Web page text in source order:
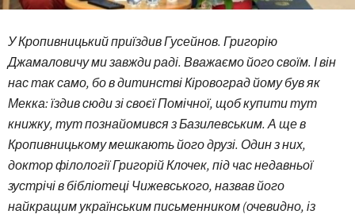
У Кропивницький приїздив Гусейнов. Григорію
Джамаловичу ми завжди раді. Вважаємо його своїм. І він
нас так само, бо в дитинстві Кіровоград йому був як
Мекка: їздив сюди зі своєї Помічної, щоб купити тут
книжку, тут познайомився з Базилевським. А ще в
Кропивницькому мешкають його друзі. Один з них,
доктор філології Григорій Клочек, під час недавньої
зустрічі в бібліотеці Чижевського, назвав його
найкращим українським письменником (очевидно, із